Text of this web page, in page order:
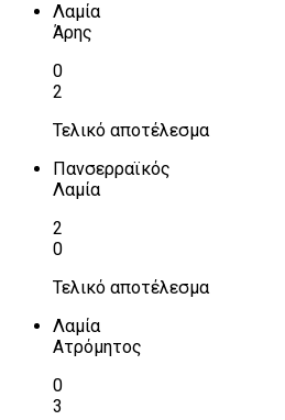
Λαμία
Άρης
0
2
Τελικό αποτέλεσμα
Πανσερραϊκός
Λαμία
2
0
Τελικό αποτέλεσμα
Λαμία
Ατρόμητος
0
3